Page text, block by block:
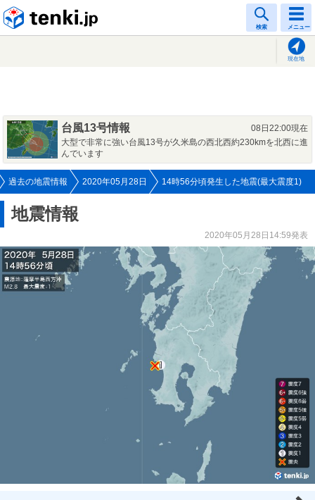
検索 メニュー
現在地
台風13号情報
08日22:00現在
大型で非常に強い台風13号が久米島の西北西約230kmを北西に進
んでいます
過去の地震情報 2020年05月28日 14時56分頃発生した地震(最大震度1)
地震情報
2020年05月28日14:59発表